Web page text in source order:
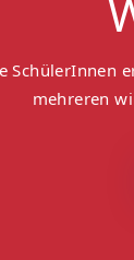
SchülerInnen
mehreren